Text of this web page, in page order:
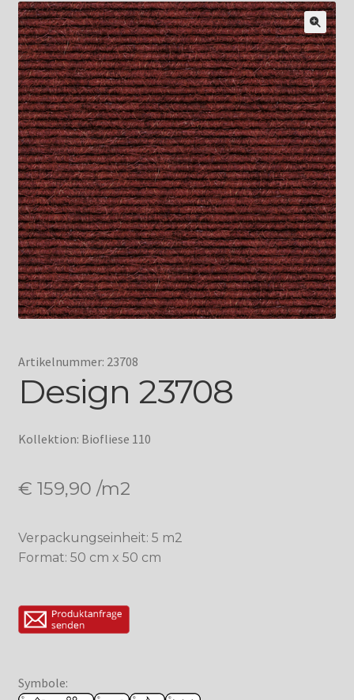
Artikelnummer: 23708
Design 23708
Kollektion: Biofliese 110
€ 159,90 /m2
Verpackungseinheit: 5 m2
Format: 50 cm x 50 cm
Symbole: